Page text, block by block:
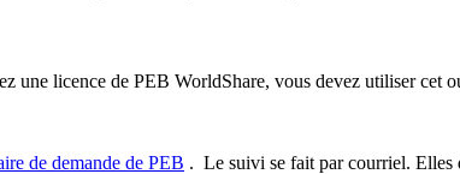
une licence de PEB WorldShare, vous devez utiliser cet
de demande de PEB . Le suivi se fait par courriel. Elles